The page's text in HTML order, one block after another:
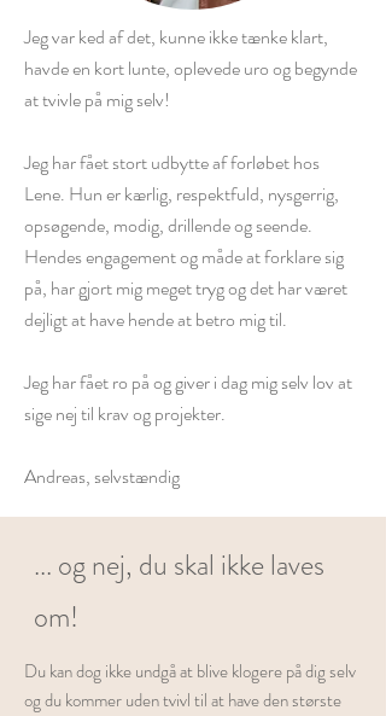
Jeg var ked af det, kunne ikke tænke klart,
havde en kort lunte, oplevede uro og begynde
at tvivle på mig selv!
Jeg har fået stort udbytte af forløbet hos
Lene. Hun er kærlig, respektfuld, nysgerrig,
opsøgende, modig, drillende og seende.
Hendes engagement og måde at forklare sig
på, har gjort mig meget tryg og det har været
dejligt at have hende at betro mig til.
Jeg har fået ro på og giver i dag mig selv lov at
sige nej til krav og projekter.
Andreas, selvstændig
... og nej, du skal ikke laves
om!
Du kan dog ikke undgå at blive klogere på dig selv
og du kommer uden tvivl til at have den største